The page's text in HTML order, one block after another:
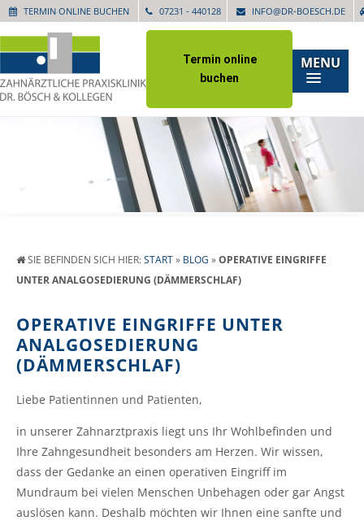
TERMIN ONLINE BUCHEN 07231 - 440128 INFO@DR-BOESCH.DE
Termin online
buchen
MENU
SIE BEFINDEN SICH HIER:START» BLOG »OPERATIVE EINGRIFFE
UNTER ANALGOSEDIERUNG (DÄMMERSCHLAF)
OPERATIVE EINGRIFFE UNTER
ANALGOSEDIERUNG
(DÄMMERSCHLAF)
Liebe Patientinnen und Patienten,
in unserer Zahnarztpraxis liegt uns Ihr Wohlbefinden und
Ihre Zahngesundheit besonders am Herzen. Wir wissen,
dass der Gedanke an einen operativen Eingriff im
Mundraum bei vielen Menschen Unbehagen oder gar Angst
auslösen kann. Deshalb möchten wir Ihnen eine sanfte und